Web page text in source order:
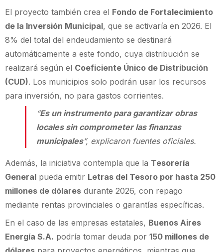
El proyecto también crea el Fondo de Fortalecimiento
de la Inversión Municipal, que se activaría en 2026. El
8% del total del endeudamiento se destinará
automáticamente a este fondo, cuya distribución se
realizará según el Coeficiente Único de Distribución
(CUD). Los municipios solo podrán usar los recursos
para inversión, no para gastos corrientes.
“Es un instrumento para garantizar obras
locales sin comprometer las finanzas
municipales”, explicaron fuentes oficiales.
Además, la iniciativa contempla que la Tesorería
General pueda emitir Letras del Tesoro por hasta 250
millones de dólares durante 2026, con repago
mediante rentas provinciales o garantías específicas.
En el caso de las empresas estatales, Buenos Aires
Energía S.A. podría tomar deuda por 150 millones de